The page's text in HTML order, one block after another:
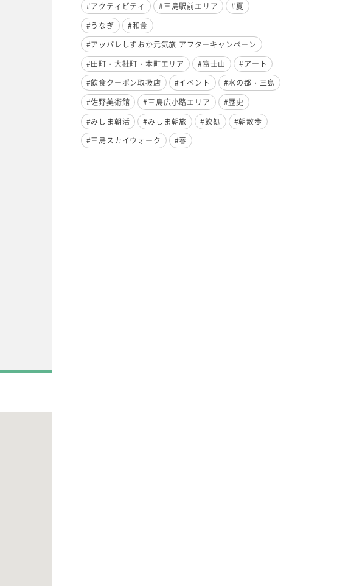
#アクティビティ
#三島駅前エリア
#夏
#うなぎ
#和食
#アッパレしずおか元気旅 アフターキャンペーン
#田町・大社町・本町エリア
#富士山
#アート
#飲食クーポン取扱店
#イベント
#水の都・三島
#佐野美術館
#三島広小路エリア
#歴史
#みしま朝活
#みしま朝旅 #飲処
#朝散歩
#三島スカイウォーク
#春